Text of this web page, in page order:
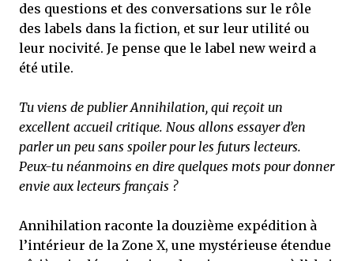
des questions et des conversations sur le rôle
des labels dans la fiction, et sur leur utilité ou
leur nocivité. Je pense que le label new weird a
été utile.
Tu viens de publier Annihilation, qui reçoit un
excellent accueil critique. Nous allons essayer d’en
parler un peu sans spoiler pour les futurs lecteurs.
Peux-tu néanmoins en dire quelques mots pour donner
envie aux lecteurs français ?
Annihilation raconte la douzième expédition à
l’intérieur de la Zone X, une mystérieuse étendue